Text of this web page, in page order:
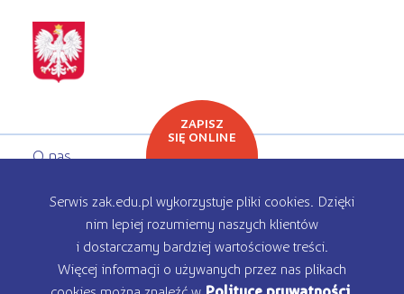
O nas
Oferta edukacyjna
Rekrutacja
Kontakt
ZAPISZ
SIĘ ONLINE
Serwis zak.edu.pl wykorzystuje pliki cookies. Dzięki
nim lepiej rozumiemy naszych klientów
i dostarczamy bardziej wartościowe treści.
Więcej informacji o używanych przez nas plikach
cookies można znaleźć w